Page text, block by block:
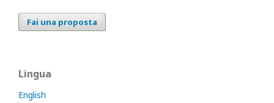
Fai una proposta
Lingua
English